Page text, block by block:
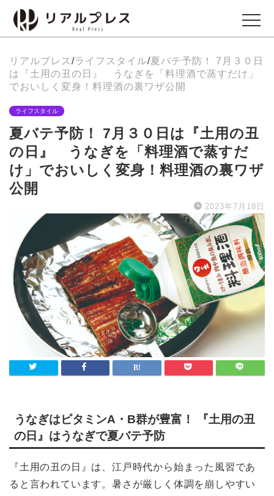
ビジネス
Business
エンタメ
Entertainment
イベント
グルメ
Gourmet
ライフスタイル
Lifestyle
検索
リアルプレス /ライフスタイル/夏バテ予防！ 7月３０日
は『土用の丑の日』 うなぎを「料理酒で蒸すだけ」
でおいしく変身！料理酒の裏ワザ公開
ライフスタイル
夏バテ予防！ 7月３０日は『土用の丑
の日』 うなぎを「料理酒で蒸すだ
け」でおいしく変身！料理酒の裏ワザ
公開
2023年7月18日
うなぎはビタミンA・B群が豊富！ 『土用の丑
の日』はうなぎで夏バテ予防
『土用の丑の日』は、江戸時代から始まった風習であ
ると言われています。暑さが厳しく体調を崩しやすい